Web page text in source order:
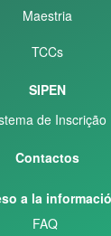
Maestria
TCCs
SIPEN
de Inscrição
Contactos
a la
FAQ